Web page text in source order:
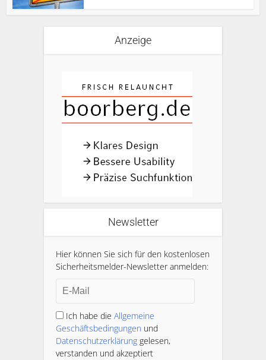
Anzeige
Newsletter
Hier können Sie sich für den kostenlosen
Sicherheitsmelder-Newsletter anmelden:
Ich habe die Allgemeine
Geschäftsbedingungen und
Datenschutzerklärung gelesen,
verstanden und akzeptiert